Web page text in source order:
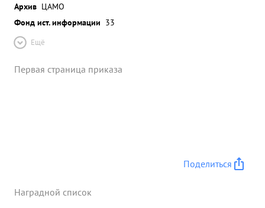
Архив ЦАМО
Фонд ист. информации 33
Ещё
Первая страница приказа
Поделиться
Наградной список